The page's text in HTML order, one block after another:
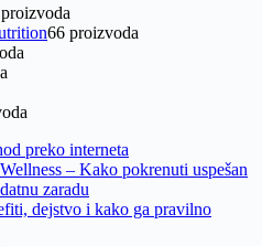
66 proizvoda
preko interneta
– Kako pokrenuti uspešan
zaradu
dejstvo i kako ga pravilno